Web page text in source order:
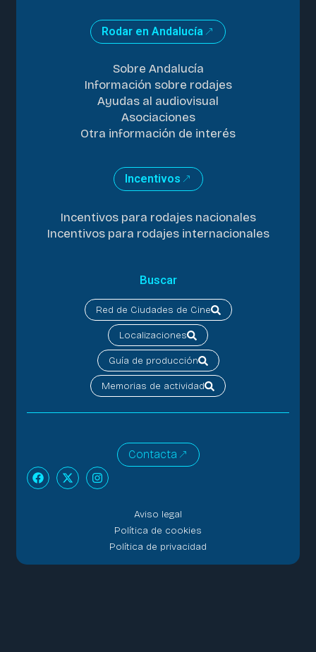
Rodar en Andalucía
Sobre Andalucía
Información sobre rodajes
Ayudas al audiovisual
Asociaciones
Otra información de interés
Incentivos
Incentivos para rodajes nacionales
Incentivos para rodajes internacionales
Buscar
Red de Ciudades de Cine
Localizaciones
Guía de producción
Memorias de actividad
Contacta
Aviso legal
Política de cookies
Política de privacidad